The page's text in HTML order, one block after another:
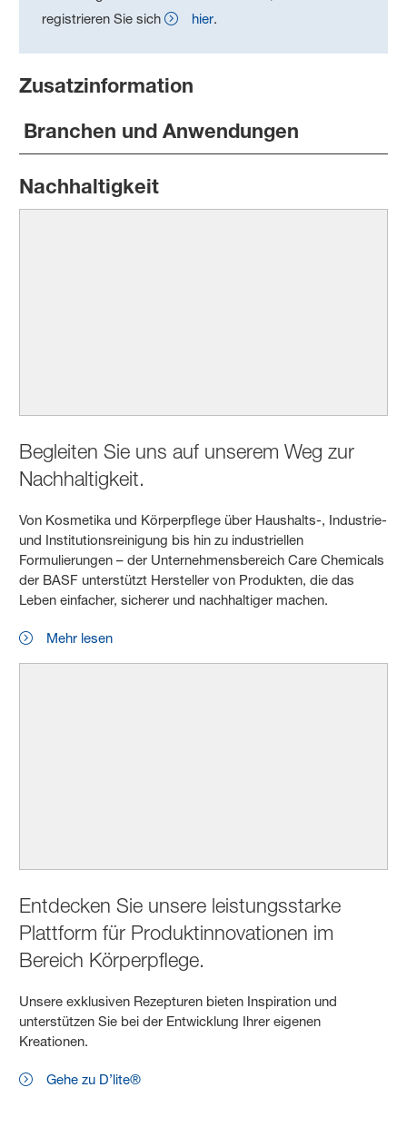
registrieren Sie sich
hier.
Zusatzinformation
Branchen und Anwendungen
Nachhaltigkeit
Begleiten Sie uns auf unserem Weg zur
Nachhaltigkeit.
Von Kosmetika und Körperpflege über Haushalts-, Industrie-
und Institutionsreinigung bis hin zu industriellen
Formulierungen – der Unternehmensbereich Care Chemicals
der BASF unterstützt Hersteller von Produkten, die das
Leben einfacher, sicherer und nachhaltiger machen.
Mehr lesen
Entdecken Sie unsere leistungsstarke
Plattform für Produktinnovationen im
Bereich Körperpflege.
Unsere exklusiven Rezepturen bieten Inspiration und
unterstützen Sie bei der Entwicklung Ihrer eigenen
Kreationen.
Gehe zu D’lite®